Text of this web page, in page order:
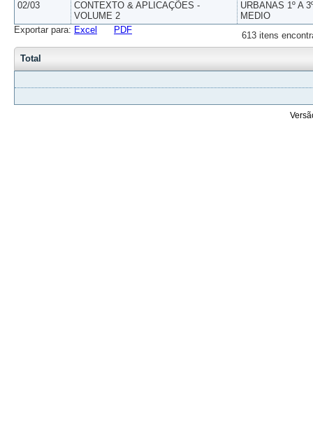
02/03
CONTEXTO & APLICAÇÕES -
VOLUME 2
URBANAS 1º A
MEDIO
613 itens
Exportar para: Excel PDF
Total